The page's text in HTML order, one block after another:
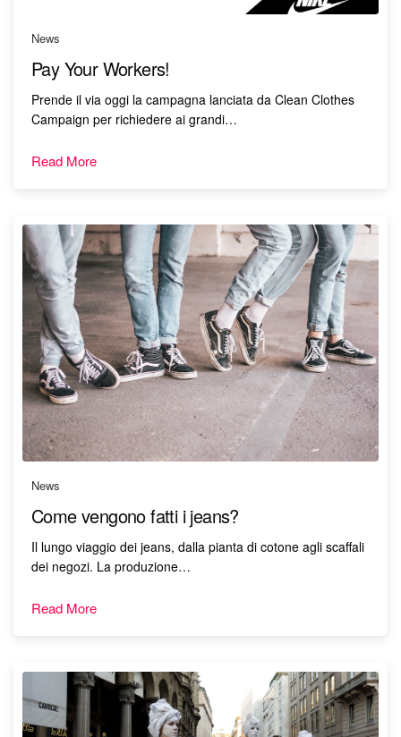
News
Pay Your Workers!
Prende il via oggi la campagna lanciata da Clean Clothes
Campaign per richiedere ai grandi…
Read More
News
Come vengono fatti i jeans?
Il lungo viaggio dei jeans, dalla pianta di cotone agli scaffali
dei negozi. La produzione…
Read More